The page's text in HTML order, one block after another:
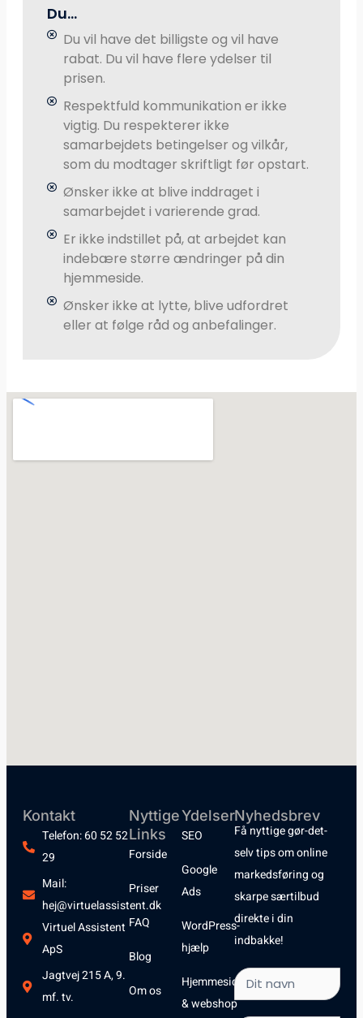
Du...
Du vil have det billigste og vil have
rabat. Du vil have flere ydelser til
prisen.
Respektfuld kommunikation er ikke
vigtig. Du respekterer ikke
samarbejdets betingelser og vilkår,
som du modtager skriftligt før opstart.
Ønsker ikke at blive inddraget i
samarbejdet i varierende grad.
Er ikke indstillet på, at arbejdet kan
indebære større ændringer på din
hjemmeside.
Ønsker ikke at lytte, blive udfordret
eller at følge råd og anbefalinger.
Kontakt
Telefon: 60 52 52
29
Mail:
hej@virtuelassistent.dk
Virtuel Assistent
ApS
Jagtvej 215 A, 9.
mf. tv.
Nyttige
Links
Forside
Priser
FAQ
Blog
Om os
Ydelser
SEO
Google
Ads
WordPress-
hjælp
Hjemmeside
& webshop
Nyhedsbrev
Få nyttige gør-det-
selv tips om online
markedsføring og
skarpe særtilbud
direkte i din
indbakke!